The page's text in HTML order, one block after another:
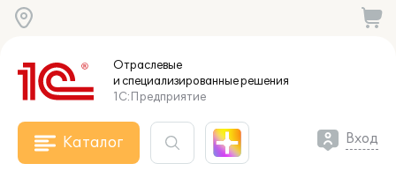
Отраслевые
и специализированныерешения
1С:Предприятие
Каталог Вход